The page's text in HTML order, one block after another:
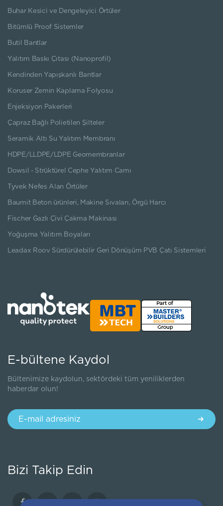
Buhar Kesici ve Dengeleyici Örtüler
Bitümlü Proof Sistemler
Butil Bantlar
Yalıtım Baskı Çıtası (Nanoprofil)
Kendinden Yapışkanlı Bantlar
Koruser Zemin Kaplama Folyosu
Enjeksiyon Pakerleri
Çapraz Bağlı Polietilen Şilteler
Seramik Altı Su Yalıtım Membranı
HDPE/LLDPE/LDPE Geomembranlar
Dowsil - Strüktürel Cephe Yalıtım Camı
Tyvek Nefes Alan Örtüler
Baumit Beton ürünleri, Makine Sıvaları, Örgü Harcı
Fischer Gazlı Çivi Çakma Makinası
Yoğuşma Yalıtım Boyaları
Leadax Roov Sürdürülebilir Geri Dönüşüm PVB Çatı Sistemleri
E-bültene Kaydol
Bültenimize kaydolun, sektördeki tüm yeniliklerden
haberdar olun!
Bizi Takip Edin